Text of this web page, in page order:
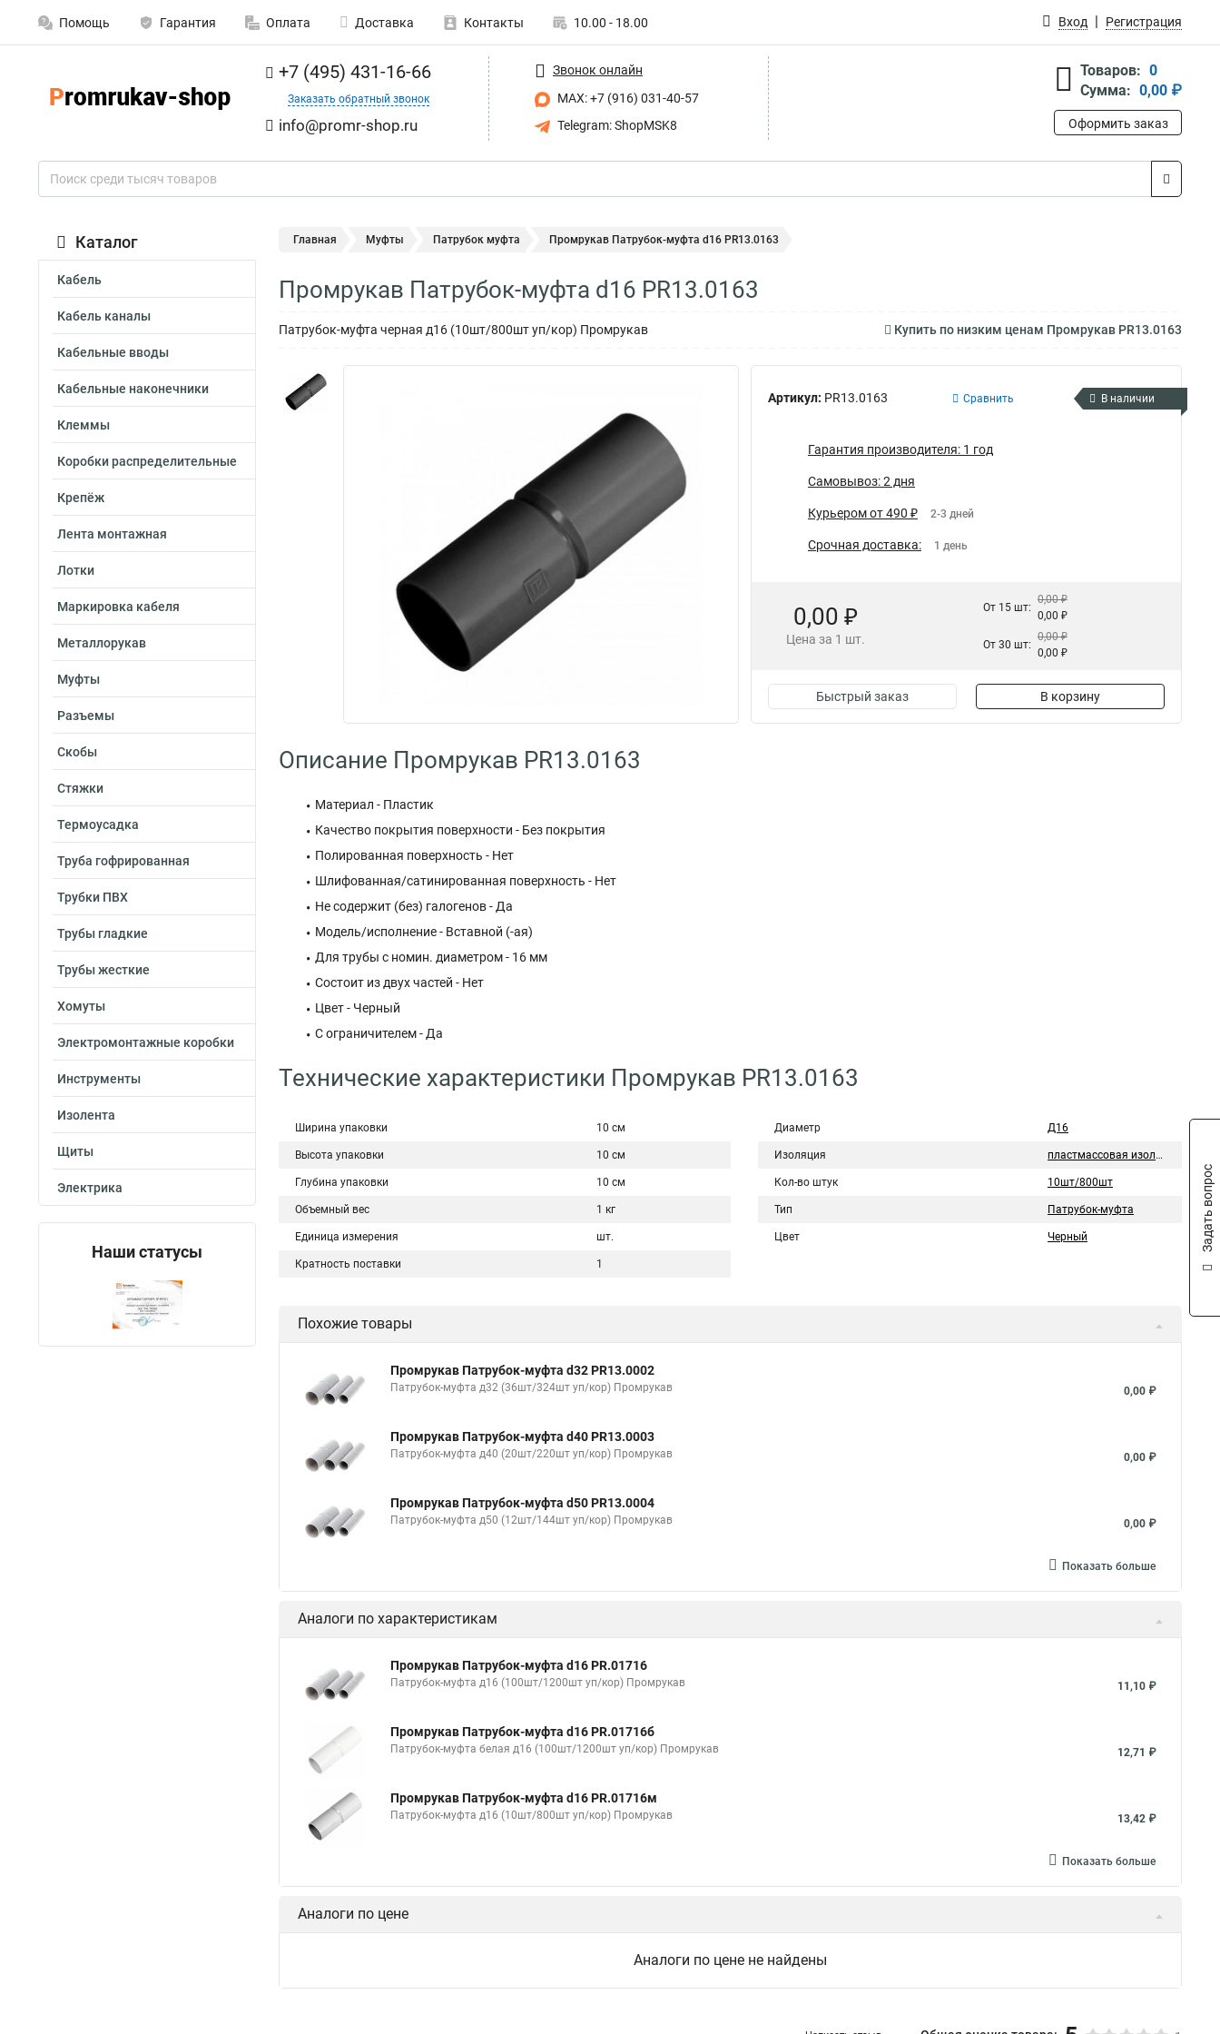
Помощь Гарантия Оплата Доставка Контакты 10.00 - 18.00 Вход Регистрация
+7 (495) 431-16-66
Заказать обратный звонок
info@promr-shop.ru
Звонок онлайн
MAX: +7 (916) 031-40-57
Telegram: ShopMSK8
Товаров: 0
Сумма: 0,00 ₽
Оформить заказ
Каталог
Кабель
Кабель каналы
Кабельные вводы
Кабельные наконечники
Клеммы
Коробки распределительные
Крепёж
Лента монтажная
Лотки
Маркировка кабеля
Металлорукав
Муфты
Разъемы
Скобы
Стяжки
Термоусадка
Труба гофрированная
Трубки ПВХ
Трубы гладкие
Трубы жесткие
Хомуты
Электромонтажные коробки
Инструменты
Изолента
Щиты
Электрика
Наши статусы
Главная Муфты Патрубок муфта Промрукав Патрубок-муфта d16 PR13.0163
Промрукав Патрубок-муфта d16 PR13.0163
Патрубок-муфта черная д16 (10шт/800шт уп/кор) Промрукав Купить по низким ценам Промрукав PR13.0163
Артикул: PR13.0163 Сравнить В наличии
Гарантия производителя: 1 год
Самовывоз: 2 дня
Курьером от 490 ₽ 2-3 дней
Срочная доставка: 1 день
0,00 ₽
Цена за 1 шт.
От 15 шт:
0,00 ₽
0,00 ₽
От 30 шт:
0,00 ₽
0,00 ₽
Быстрый заказ В корзину
Описание Промрукав PR13.0163
Материал - Пластик
Качество покрытия поверхности - Без покрытия
Полированная поверхность - Нет
Шлифованная/сатинированная поверхность - Нет
Не содержит (без) галогенов - Да
Модель/исполнение - Вставной (-ая)
Для трубы с номин. диаметром - 16 мм
Состоит из двух частей - Нет
Цвет - Черный
С ограничителем - Да
Технические характеристики Промрукав PR13.0163
Ширина упаковки 10 см
Высота упаковки 10 см
Глубина упаковки 10 см
Объемный вес 1 кг
Единица измерения шт.
Кратность поставки 1
Диаметр Д16
Изоляция пластмассовая изоляция
Кол-во штук 10шт/800шт
Тип Патрубок-муфта
Цвет Черный
Похожие товары
Промрукав Патрубок-муфта d32 PR13.0002
Патрубок-муфта д32 (36шт/324шт уп/кор) Промрукав 0,00 ₽
Промрукав Патрубок-муфта d40 PR13.0003
Патрубок-муфта д40 (20шт/220шт уп/кор) Промрукав 0,00 ₽
Промрукав Патрубок-муфта d50 PR13.0004
Патрубок-муфта д50 (12шт/144шт уп/кор) Промрукав 0,00 ₽
Показать больше
Аналоги по характеристикам
Промрукав Патрубок-муфта d16 PR.01716
Патрубок-муфта д16 (100шт/1200шт уп/кор) Промрукав 11,10 ₽
Промрукав Патрубок-муфта d16 PR.01716б
Патрубок-муфта белая д16 (100шт/1200шт уп/кор) Промрукав 12,71 ₽
Промрукав Патрубок-муфта d16 PR.01716м
Патрубок-муфта д16 (10шт/800шт уп/кор) Промрукав 13,42 ₽
Показать больше
Аналоги по цене
Аналоги по цене не найдены
Задать вопрос